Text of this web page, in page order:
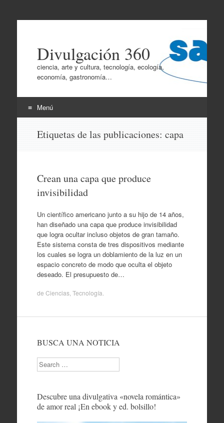
Divulgación 360
ciencia, arte y cultura, tecnología, ecología,
economía, gastronomía…
Menú
Etiquetas de las publicaciones: capa
Crean una capa que produce
invisibilidad
Un científico americano junto a su hijo de 14 años,
han diseñado una capa que produce invisibilidad
que logra ocultar incluso objetos de gran tamaño.
Este sistema consta de tres dispositivos mediante
los cuales se logra un doblamiento de la luz en un
espacio concreto de modo que oculta el objeto
deseado. El presupuesto de…
de Ciencias, Tecnología
BUSCA UNA NOTICIA
Search
Descubre una divulgativa «novela romántica»
de amor real ¡En ebook y ed. bolsillo!